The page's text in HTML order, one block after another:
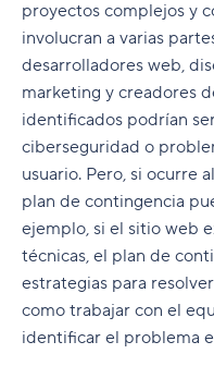
proyectos complejos y
involucran a varias
desarrolladores web,
marketing y creadores
identificados podrían
ciberseguridad o
usuario. Pero, si ocurre
plan de contingencia
ejemplo, si el sitio web
técnicas, el plan de
estrategias para
como trabajar con el
identificar el problema